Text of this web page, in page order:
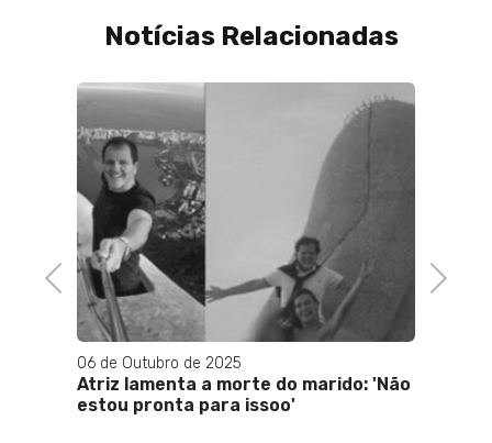
Notícias Relacionadas
Previous
06 de Outubro de 2025
Atriz lamenta a morte do marido: 'Não
estou pronta para issoo'
Next